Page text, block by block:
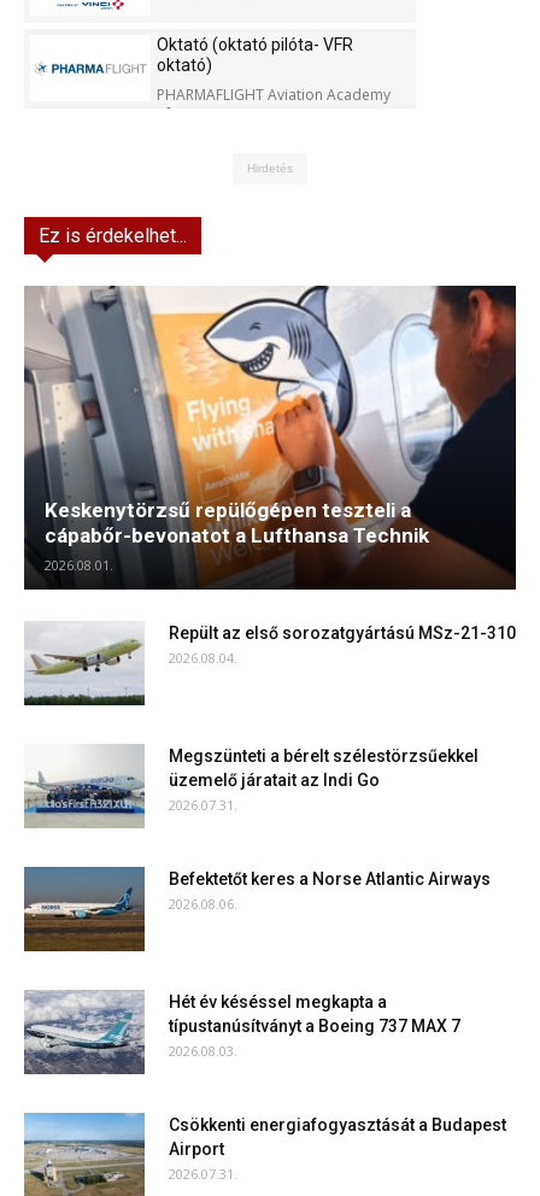
Oktató (oktató pilóta- VFR
oktató)
PHARMAFLIGHT Aviation Academy
Kft.
Hirdetés
Ez is érdekelhet...
Keskenytörzsű repülőgépen teszteli a
cápabőr-bevonatot a Lufthansa Technik
2026.08.01.
Repült az első sorozatgyártású MSz-21-310
2026.08.04.
Megszünteti a bérelt szélestörzsűekkel
üzemelő járatait az Indi Go
2026.07.31.
Befektetőt keres a Norse Atlantic Airways
2026.08.06.
Hét év késéssel megkapta a
típustanúsítványt a Boeing 737 MAX 7
2026.08.03.
Csökkenti energiafogyasztását a Budapest
Airport
2026.07.31.